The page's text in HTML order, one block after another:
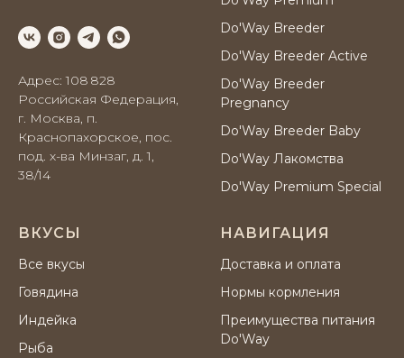
Адрес: 108 828
Российская Федерация,
г. Москва, п.
Краснопахорское, пос.
под. х-ва Минзаг, д. 1,
38/14
Do'Way Breeder
Do'Way Breeder Active
Do'Way Breeder
Pregnancy
Do'Way Breeder Baby
Do'Way Лакомства
Do'Way Premium Special
ВКУСЫ
Все вкусы
Говядина
Индейка
Рыба
НАВИГАЦИЯ
Доставка и оплата
Нормы кормления
Преимущества питания
Do'Way